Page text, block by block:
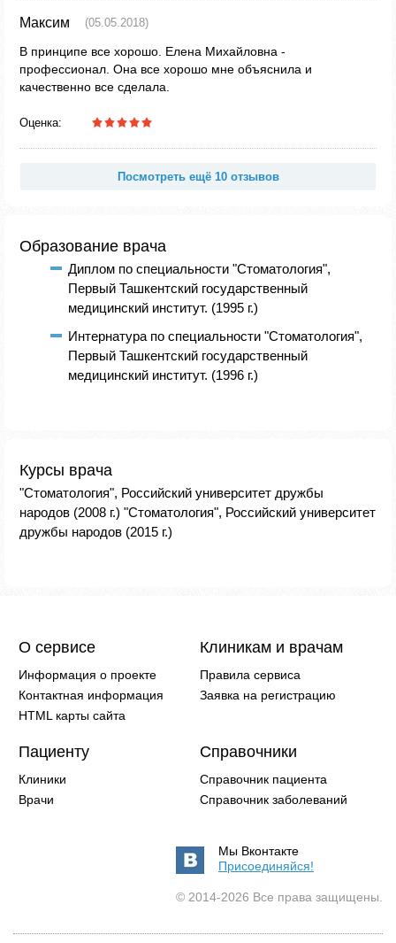
Максим (05.05.2018)
В принципе все хорошо. Елена Михайловна -
профессионал. Она все хорошо мне объяснила и
качественно все сделала.
Оценка:
Посмотреть ещё 10 отзывов
Образование врача
Диплом по специальности "Стоматология",
Первый Ташкентский государственный
медицинский институт. (1995 г.)
Интернатура по специальности "Стоматология",
Первый Ташкентский государственный
медицинский институт. (1996 г.)
Курсы врача
"Стоматология", Российский университет дружбы
народов (2008 г.) "Стоматология", Российский университет
дружбы народов (2015 г.)
О сервисе
Информация о проекте
Контактная информация
HTML карты сайта
Клиникам и врачам
Правила сервиса
Заявка на регистрацию
Пациенту
Клиники
Врачи
Справочники
Справочник пациента
Справочник заболеваний
Мы Вконтакте
Присоединяйся!
© 2014-2026 Все права защищены.